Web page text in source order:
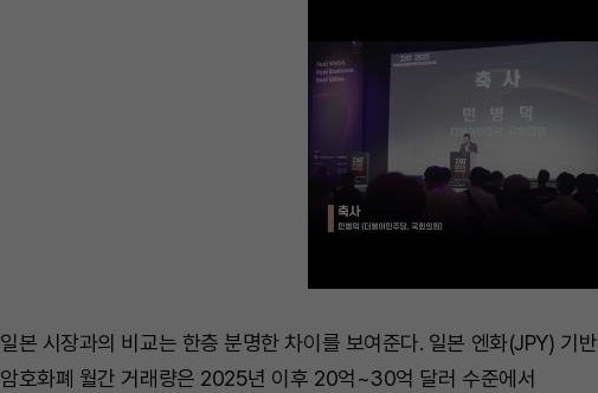
일본 시장과의 비교는 한층 분명한 차이를 보여준다. 일본 엔화(JPY) 기반
암호화폐 월간 거래량은 2025년 이후 20억~30억 달러 수준에서